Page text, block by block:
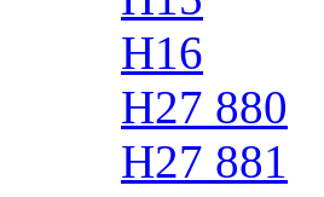
H16
H27 880
H27 881